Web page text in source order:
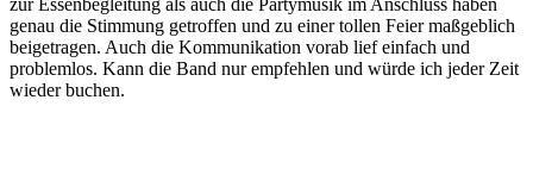
genau die Stimmung getroffen und zu einer tollen Feier maßgeblich
beigetragen. Auch die Kommunikation vorab lief einfach und
problemlos. Kann die Band nur empfehlen und würde ich jeder Zeit
wieder buchen.